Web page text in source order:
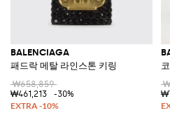
BALENCIAGA
패드락 메탈 라인스톤 키링
₩658,859
₩461,213
-30%